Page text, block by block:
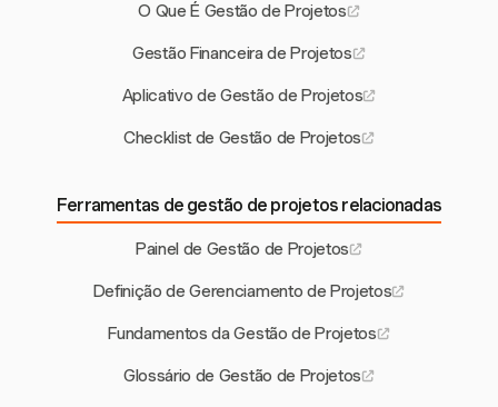
O Que É Gestão de Projetos
Gestão Financeira de Projetos
Aplicativo de Gestão de Projetos
Checklist de Gestão de Projetos
Ferramentas de gestão de projetos relacionadas
Painel de Gestão de Projetos
Definição de Gerenciamento de Projetos
Fundamentos da Gestão de Projetos
Glossário de Gestão de Projetos